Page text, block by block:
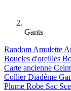
Gants
Random Amulette
Boucles d'oreilles
Carte ancienne
CollierDiadème
Plume Robe Sac